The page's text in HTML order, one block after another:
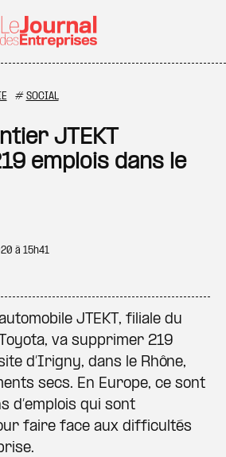
# SOCIAL
JTEKT
emplois dans le
à 15h41
JTEKT, filiale du
va supprimer 219
d’Irigny, dans le Rhône,
secs. En Europe, ce sont
d’emplois qui sont
faire face aux difficultés